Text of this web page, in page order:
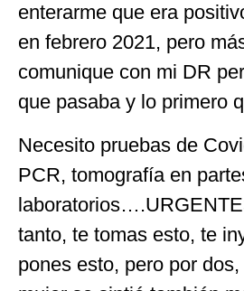
enterarme que era
en febrero 2021, pero
comunique con mi DR
que pasaba y lo primero
Necesito pruebas de
PCR, tomografía en
tanto, te tomas esto, te
pones esto, pero por